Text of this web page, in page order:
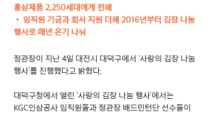
홍삼제품 2,250세대에게 전해
• 임직원 기금과 회사 지원 더해 2016년부터 김장 나눔
행사로 매년 온기 나눠
정관장이 지난 4일 대전시 대덕구에서 ‘사랑의 김장 나눔
행사’를 진행했다고 밝혔다.
대덕구청에서 열린 ‘사랑의 김장 나눔 행사’에서는
KGC인삼공사 임직원들과 정관장 배드민턴단 선수들이